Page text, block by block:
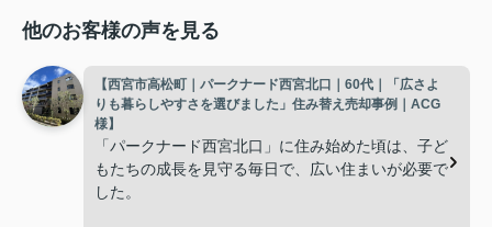
他のお客様の声を見る
【西宮市高松町｜パークナード西宮北口｜60代｜「広さよ
りも暮らしやすさを選びました」住み替え売却事例｜ACG
様】
「パークナード西宮北口」に住み始めた頃は、子ど
もたちの成長を見守る毎日で、広い住まいが必要で
した。